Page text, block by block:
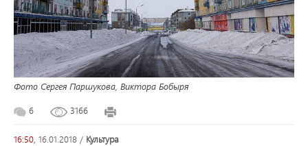
Фото Сергея Паршукова, Виктора Бобыря
6 3166
16:50, 16.01.2018 / культура